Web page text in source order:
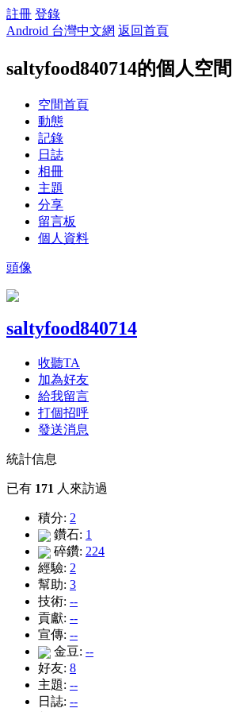
註冊 登錄
Android 台灣中文網 返回首頁
saltyfood840714的個人空間
空間首頁
動態
記錄
日誌
相冊
主題
分享
留言板
個人資料
頭像
saltyfood840714
收聽TA
加為好友
給我留言
打個招呼
發送消息
統計信息
已有 171 人來訪過
積分: 2
鑽石: 1
碎鑽: 224
經驗: 2
幫助: 3
技術: --
貢獻: --
宣傳: --
金豆: --
好友: 8
主題: --
日誌: --